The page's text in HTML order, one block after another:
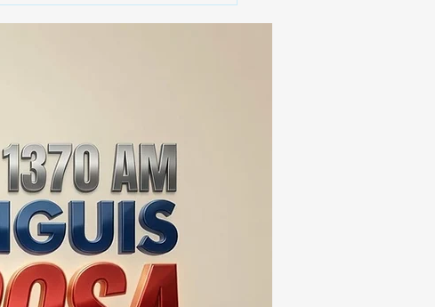
25 MIL DOSIS DE DROGA